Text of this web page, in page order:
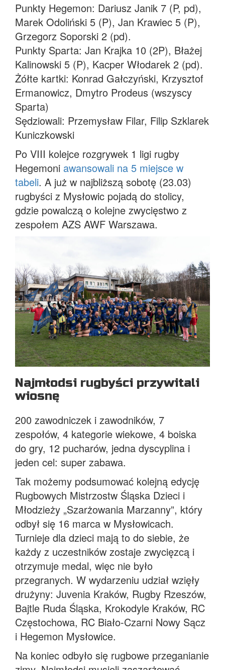
Punkty Hegemon: Dariusz Janik 7 (P, pd),
Marek Odoliński 5 (P), Jan Krawiec 5 (P),
Grzegorz Soporski 2 (pd).
Punkty Sparta: Jan Krajka 10 (2P), Błażej
Kalinowski 5 (P), Kacper Włodarek 2 (pd).
Żółte kartki: Konrad Gałczyński, Krzysztof
Ermanowicz, Dmytro Prodeus (wszyscy
Sparta)
Sędziowali: Przemysław Filar, Filip Szklarek
Kuniczkowski
Po VIII kolejce rozgrywek 1 ligi rugby
Hegemoni awansowali na 5 miejsce w
tabeli. A już w najbliższą sobotę (23.03)
rugbyści z Mysłowic pojadą do stolicy,
gdzie powalczą o kolejne zwycięstwo z
zespołem AZS AWF Warszawa.
Najmłodsi rugbyści przywitali
wiosnę
200 zawodniczek i zawodników, 7
zespołów, 4 kategorie wiekowe, 4 boiska
do gry, 12 pucharów, jedna dyscyplina i
jeden cel: super zabawa.
Tak możemy podsumować kolejną edycję
Rugbowych Mistrzostw Śląska Dzieci i
Młodzieży „Szarżowania Marzanny”, który
odbył się 16 marca w Mysłowicach.
Turnieje dla dzieci mają to do siebie, że
każdy z uczestników zostaje zwycięzcą i
otrzymuje medal, więc nie było
przegranych. W wydarzeniu udział wzięły
drużyny: Juvenia Kraków, Rugby Rzeszów,
Bajtle Ruda Śląska, Krokodyle Kraków, RC
Częstochowa, RC Biało-Czarni Nowy Sącz
i Hegemon Mysłowice.
Na koniec odbyło się rugbowe przeganianie